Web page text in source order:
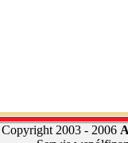
2003 - 2006